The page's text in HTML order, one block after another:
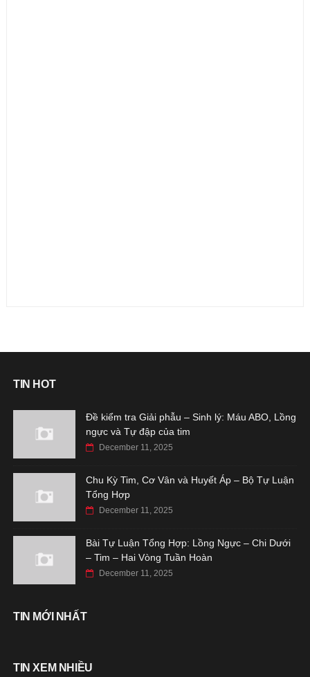
TIN HOT
Đề kiểm tra Giải phẫu – Sinh lý: Máu ABO, Lồng
ngực và Tự đập của tim
December 11, 2025
Chu Kỳ Tim, Cơ Vân và Huyết Áp – Bộ Tự Luận
Tổng Hợp
December 11, 2025
Bài Tự Luận Tổng Hợp: Lồng Ngực – Chi Dưới
– Tim – Hai Vòng Tuần Hoàn
December 11, 2025
TIN MỚI NHẤT
TIN XEM NHIỀU